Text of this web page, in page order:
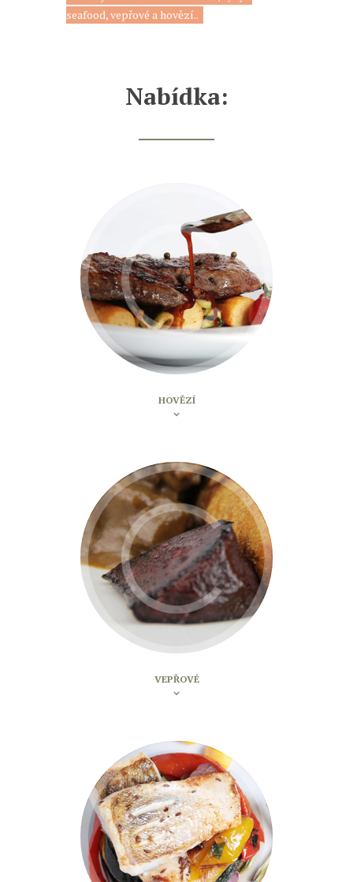
seafood, vepřové a hovězí..
Nabídka:
HOVĚZÍ
VEPŘOVÉ